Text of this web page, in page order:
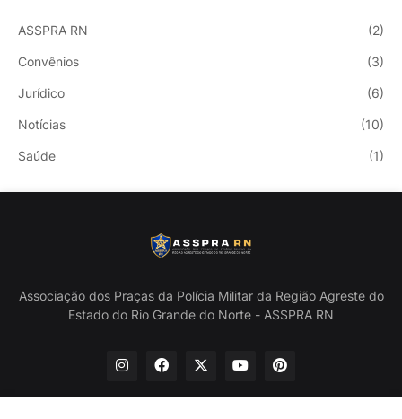
ASSPRA RN (2)
Convênios (3)
Jurídico (6)
Notícias (10)
Saúde (1)
Associação dos Praças da Polícia Militar da Região Agreste do
Estado do Rio Grande do Norte - ASSPRA RN